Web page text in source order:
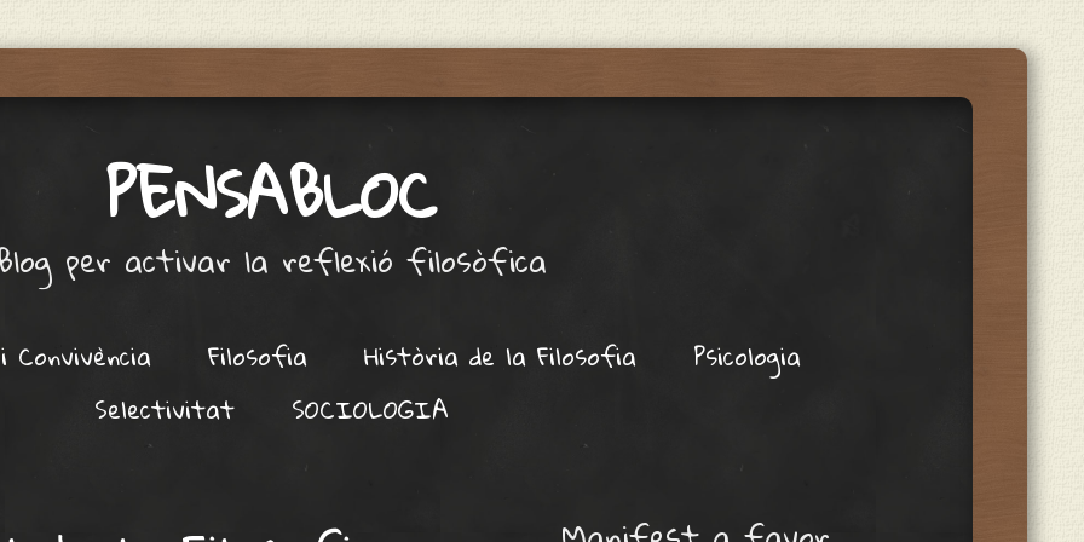
PENSABLOC
per activar la reflexió filosòfica
Filosofia Història de la Filosofia
Psicologia
Selectivitat
SOCIOLOGIA